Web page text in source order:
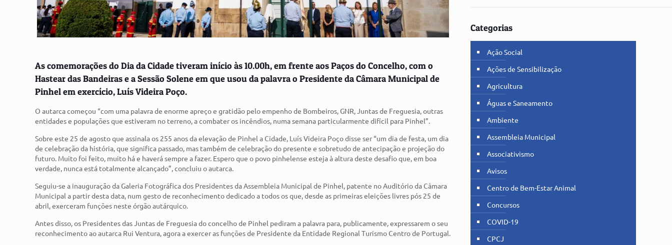
As comemorações do Dia da Cidade tiveram início às 10.00h, em frente aos Paços do Concelho, com o
Hastear das Bandeiras e a Sessão Solene em que usou da palavra o Presidente da Câmara Municipal de
Pinhel em exercício, Luís Videira Poço.
O autarca começou “com uma palavra de enorme apreço e gratidão pelo empenho de Bombeiros, GNR, Juntas de Freguesia, outras
entidades e populações que estiveram no terreno, a combater os incêndios, numa semana particularmente difícil para Pinhel”.
Sobre este 25 de agosto que assinala os 255 anos da elevação de Pinhel a Cidade, Luís Videira Poço disse ser “um dia de festa, um dia
de celebração da história, que significa passado, mas também de celebração do presente e sobretudo de antecipação e projeção do
futuro. Muito foi feito, muito há e haverá sempre a fazer. Espero que o povo pinhelense esteja à altura deste desafio que, em boa
verdade, nunca está totalmente alcançado”, concluiu o autarca.
Seguiu-se a inauguração da Galeria Fotográfica dos Presidentes da Assembleia Municipal de Pinhel, patente no Auditório da Câmara
Municipal a partir desta data, num gesto de reconhecimento dedicado a todos os que, desde as primeiras eleições livres pós 25 de
abril, exerceram funções neste órgão autárquico.
Antes disso, os Presidentes das Juntas de Freguesia do concelho de Pinhel pediram a palavra para, publicamente, expressarem o seu
reconhecimento ao autarca Rui Ventura, agora a exercer as funções de Presidente da Entidade Regional Turismo Centro de Portugal.
Categorias
Ação Social
Ações de Sensibilização
Agricultura
Águas e Saneamento
Ambiente
Assembleia Municipal
Associativismo
Avisos
Centro de Bem-Estar Animal
Concursos
COVID-19
CPCJ